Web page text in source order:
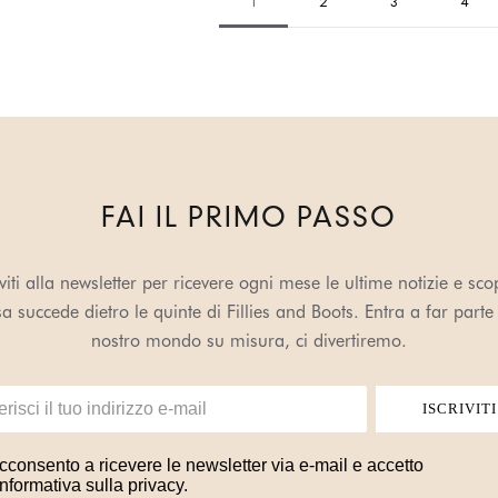
FAI IL PRIMO PASSO
alla newsletter per ricevere ogni mese le ultime notizie e
succede dietro le quinte di Fillies and Boots. Entra a far parte
nostro mondo su misura, ci divertiremo.
ISCRIVITI
a ricevere le newsletter via e-mail e accetto
sulla privacy.